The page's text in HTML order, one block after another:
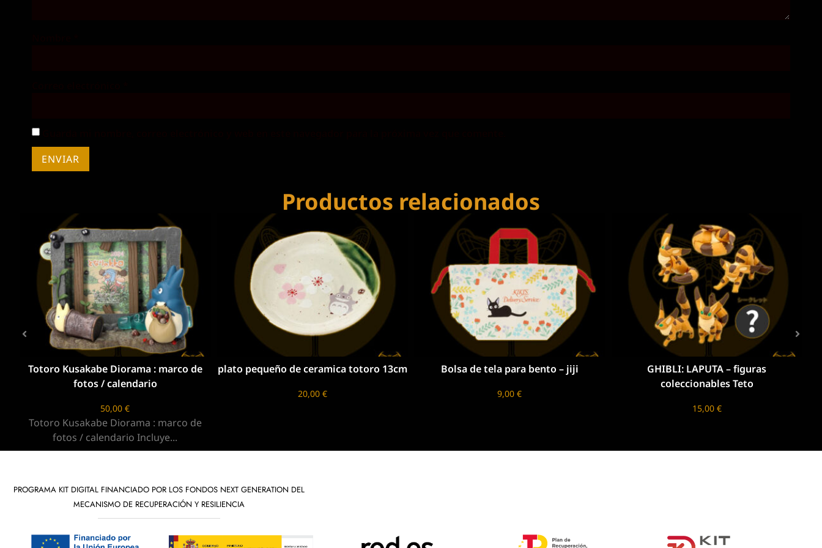
Productos relacionados
plato pequeño de ceramica totoro 13cm Bolsa de tela para bento – jiji
9,00
GHIBLI: LAPUTA – figuras
GHIBLI: MONONOKE- Imanes
coleccionables
18,00
PROGRAMA KIT DIGITAL FINANCIADO POR LOS FONDOS NEXT GENERATION DEL
MECANISMO DE RECUPERACIÓN Y RESILIENCIA